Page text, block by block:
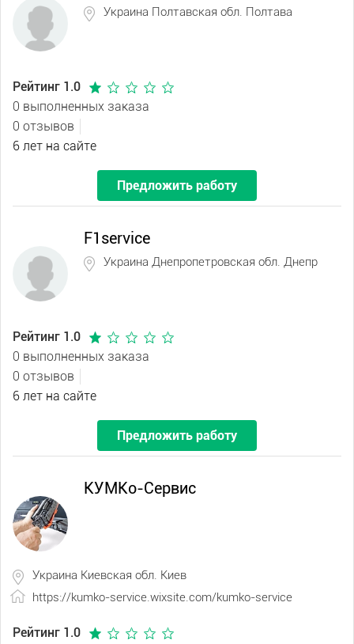
Украина Полтавская обл. Полтава
Рейтинг 1.0
0 выполненных заказа
0 отзывов
6 лет на сайте
Предложить работу
F1service
Украина Днепропетровская обл. Днепр
Рейтинг 1.0
0 выполненных заказа
0 отзывов
6 лет на сайте
Предложить работу
КУМКо-Сервис
Украина Киевская обл. Киев
https://kumko-service.wixsite.com/kumko-service
Рейтинг 1.0